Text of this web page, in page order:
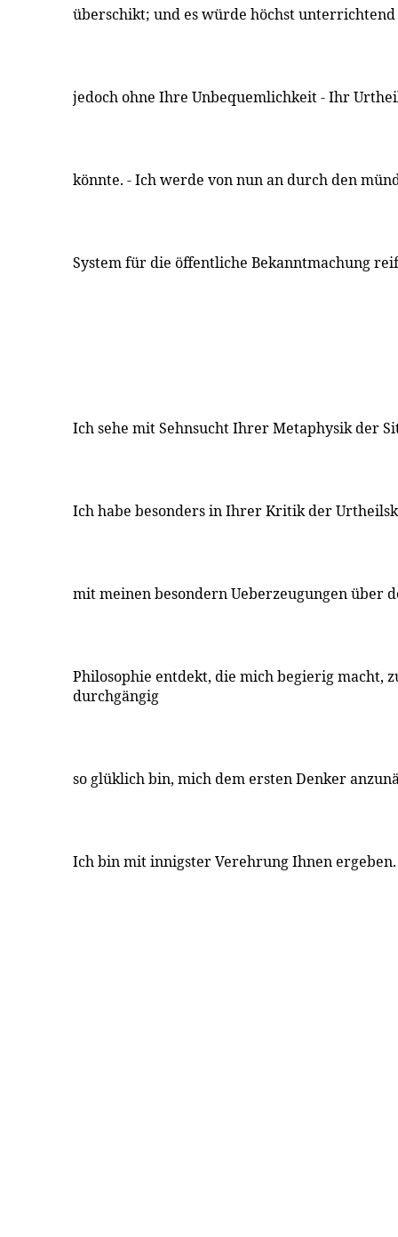
überschikt; und es würde höchst
jedoch ohne Ihre Unbequemlichkeit - Ihr
könnte. - Ich werde von nun an durch den
System für die öffentliche Bekanntmachung
Ich sehe mit Sehnsucht Ihrer Metaphysik der
Ich habe besonders in Ihrer Kritik der
mit meinen besondern Ueberzeugungen über
Philosophie entdekt, die mich begierig macht,
durchgängig
so glüklich bin, mich dem ersten Denker
Ich bin mit innigster Verehrung Ihnen ergeben.